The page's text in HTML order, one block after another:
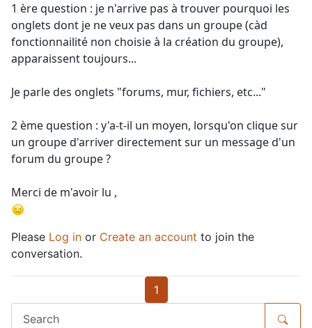
1 ère question : je n'arrive pas à trouver pourquoi les
onglets dont je ne veux pas dans un groupe (càd
fonctionnailité non choisie à la création du groupe),
apparaissent toujours...
Je parle des onglets "forums, mur, fichiers, etc..."
2 ème question : y'a-t-il un moyen, lorsqu'on clique sur
un groupe d'arriver directement sur un message d'un
forum du groupe ?
Merci de m'avoir lu ,
Please Log in or Create an account to join the
conversation.
1